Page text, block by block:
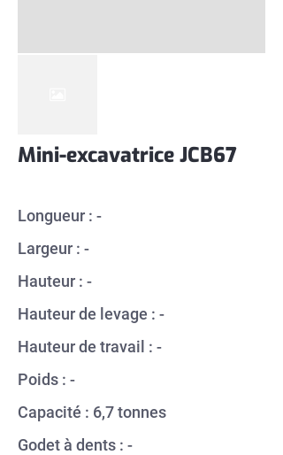
Mini-excavatrice JCB67
Longueur : -
Largeur : -
Hauteur : -
Hauteur de levage : -
Hauteur de travail : -
Poids : -
Capacité : 6,7 tonnes
Godet à dents : -